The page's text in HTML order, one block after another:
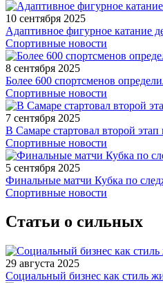
10 сентября 2025
Адаптивное фигурное
Спортивные новости
8 сентября 2025
Более 600 спортсменов
Спортивные новости
7 сентября 2025
В Самаре стартовал второй
Спортивные новости
5 сентября 2025
Финальные матчи Кубка по
Спортивные новости
Статьи о сильных
29 августа 2025
Социальный бизнес как стиль